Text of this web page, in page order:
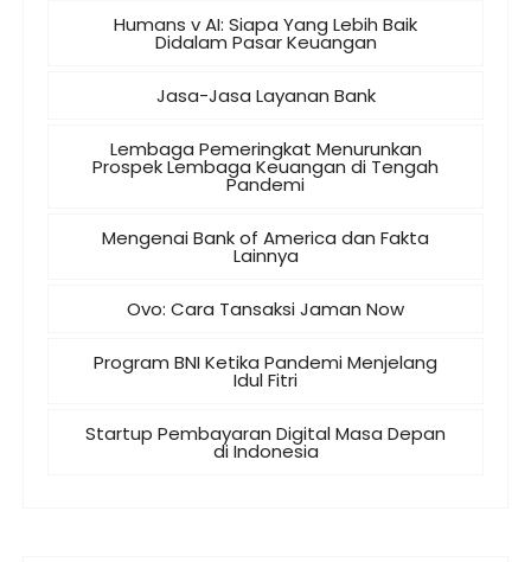
Humans v AI: Siapa Yang Lebih Baik
Didalam Pasar Keuangan
Jasa-Jasa Layanan Bank
Lembaga Pemeringkat Menurunkan
Prospek Lembaga Keuangan di Tengah
Pandemi
Mengenai Bank of America dan Fakta
Lainnya
Ovo: Cara Tansaksi Jaman Now
Program BNI Ketika Pandemi Menjelang
Idul Fitri
Startup Pembayaran Digital Masa Depan
di Indonesia